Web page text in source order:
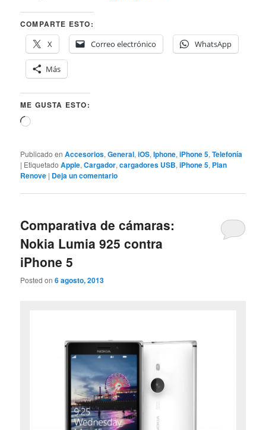
COMPARTE ESTO:
X
Correo electrónico WhatsApp
Más
ME GUSTA ESTO:
Cargando...
Publicado en Accesorios,General,iOS,Iphone,iPhone 5,Telefonía
| Etiquetado Apple,Cargador,cargadores USB,iPhone 5, Plan
Renove | Deja un comentario
Comparativa de cámaras:
Nokia Lumia 925 contra
iPhone 5
Posted on6 agosto, 2013